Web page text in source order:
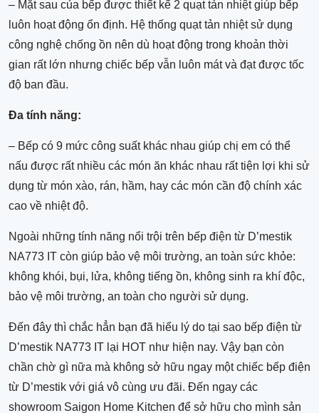
– Mặt sau của bếp được thiết kế 2 quạt tản nhiệt giúp bếp
luôn hoạt động ổn định. Hệ thống quạt tản nhiệt sử dụng
công nghệ chống ồn nên dù hoạt động trong khoản thời
gian rất lớn nhưng chiếc bếp vẫn luôn mát và đạt được tốc
độ ban đầu.
Đa tính năng:
– Bếp có 9 mức công suất khác nhau giúp chị em có thể
nấu được rất nhiều các món ăn khác nhau rất tiện lợi khi sử
dụng từ món xào, rán, hầm, hay các món cần độ chính xác
cao về nhiệt độ.
Ngoài những tính năng nổi trội trên bếp điện từ D’mestik
NA773 IT còn giúp bảo vệ môi trường, an toàn sức khỏe:
không khói, bụi, lửa, không tiếng ồn, không sinh ra khí độc,
bảo vệ môi trường, an toàn cho người sử dụng.
Đến đây thì chắc hẳn bạn đã hiểu lý do tại sao bếp điện từ
D’mestik NA773 IT lại HOT như hiện nay. Vậy bạn còn
chần chờ gì nữa mà không sở hữu ngay một chiếc bếp điện
từ D’mestik với giá vô cùng ưu đãi. Đến ngay các
showroom Saigon Home Kitchen để sở hữu cho mình sản